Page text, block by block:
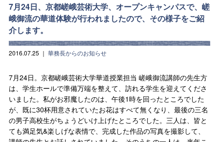
7月24日、京都嵯峨芸術大学、オープンキャンパスで、嵯
峨御流の華道体験が行われましたので、その様子をご紹
介します。
2016.07.25 ｜ 華務長からのお知らせ
7月24日。京都嵯峨芸術大学華道授業担当 嵯峨御流講師の先生方
は、学生ホールで準備万端を整えて、訪れる学生を迎えてくださ
いました。私がお邪魔したのは、午後1時を回ったところでした
が、既に30杯用意されていたお花はすべて無くなり、最後の三名
の男子高校生がちょうどいけ上げたところでした。三人は、皆と
ても満足気&楽しげな表情で、完成した作品の写真を撮影して、